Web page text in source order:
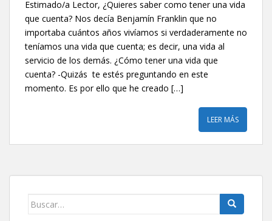
Estimado/a Lector, ¿Quieres saber como tener una vida
que cuenta? Nos decía Benjamín Franklin que no
importaba cuántos años vivíamos si verdaderamente no
teníamos una vida que cuenta; es decir, una vida al
servicio de los demás. ¿Cómo tener una vida que
cuenta? -Quizás te estés preguntando en este
momento. Es por ello que he creado […]
LEER MÁS
Buscar: